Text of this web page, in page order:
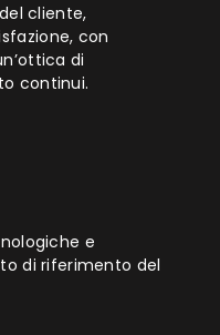
cliente,
con
di
continui.
e
di riferimento del